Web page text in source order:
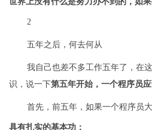
2
五年之后，何去何从
我自己也差不多工作五年了，在
识，说一下第五年开始，一个程序员应
首先，前五年，如果一个程序员
具有扎实的基本功；